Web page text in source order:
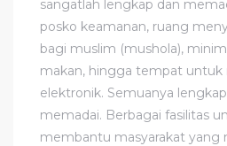
sangatlah lengkap dan
posko keamanan, ruang
bagi muslim (mushola),
makan, hingga tempat untuk
elektronik. Semuanya
memadai. Berbagai fasilitas
membantu masyarakat yang